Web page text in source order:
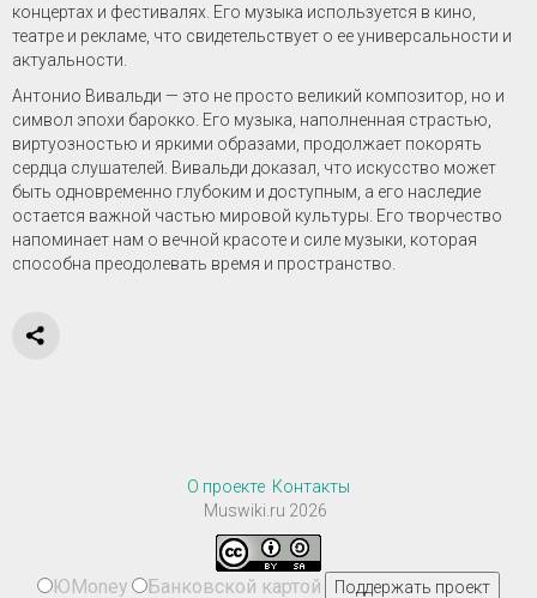
концертах и фестивалях. Его музыка используется в кино,
театре и рекламе, что свидетельствует о ее универсальности и
актуальности.
Антонио Вивальди — это не просто великий композитор, но и
символ эпохи барокко. Его музыка, наполненная страстью,
виртуозностью и яркими образами, продолжает покорять
сердца слушателей. Вивальди доказал, что искусство может
быть одновременно глубоким и доступным, а его наследие
остается важной частью мировой культуры. Его творчество
напоминает нам о вечной красоте и силе музыки, которая
способна преодолевать время и пространство.
О проекте Контакты
Muswiki.ru 2026
ЮMoney Банковской картой